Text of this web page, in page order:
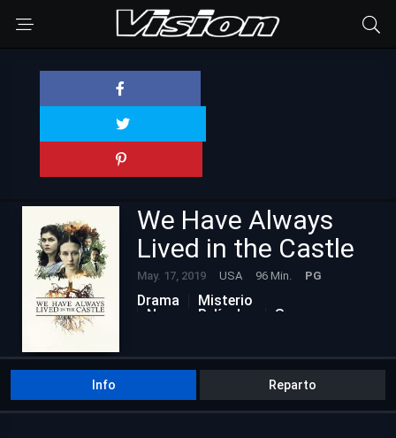
We Have Always
Lived in the Castle
May. 17, 2019 USA 96 Min. PG
Drama
Misterio
Nuevas Películas
Suspenso
Info Reparto